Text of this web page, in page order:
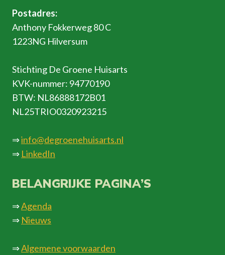
Postadres:
Anthony Fokkerweg 80 C
1223NG Hilversum
Stichting De Groene Huisarts
KVK-nummer: 94770190
BTW: NL86888172B01
NL25TRIO0320923215
⇒info@degroenehuisarts.nl
⇒ LinkedIn
BELANGRIJKE PAGINA’S
⇒Agenda
⇒ Nieuws
⇒Algemene voorwaarden